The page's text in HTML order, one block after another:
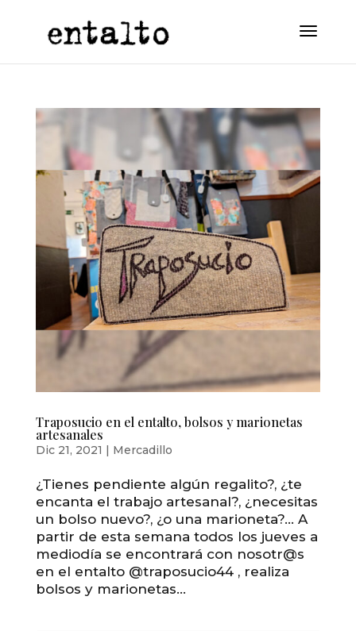
Traposucio en el entalto, bolsos y marionetas
artesanales
Dic 21, 2021 Mercadillo
¿Tienes pendiente algún regalito?, ¿te
encanta el trabajo artesanal?, ¿necesitas
un bolso nuevo?, ¿o una marioneta?… A
partir de esta semana todos los jueves a
mediodía se encontrará con nosotr@s
en el entalto @traposucio44 , realiza
bolsos y marionetas...